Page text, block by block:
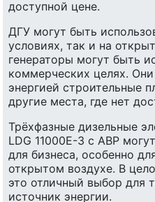
доступной цене.
ДГУ могут быть
условиях, так и на
генераторы могут быть
коммерческих целях.
энергией строительные
другие места, где нет
Трёхфазные дизельные
LDG 11000E-3 с АВР
для бизнеса, особенно
открытом воздухе. В
это отличный выбор для
источник энергии.